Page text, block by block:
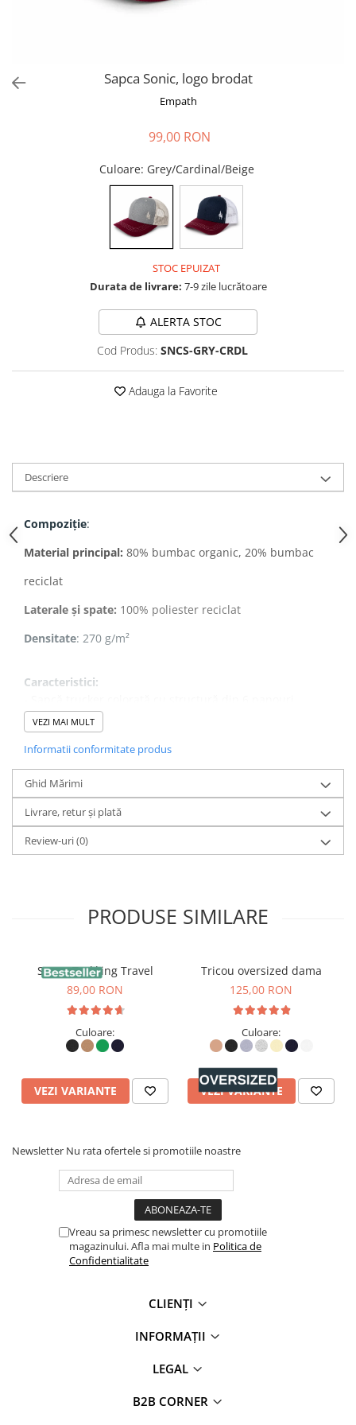
Sapca Sonic, logo brodat
Empath
99,00 RON
Culoare: Grey/Cardinal/Beige
STOC EPUIZAT
Durata de livrare: 7-9 zile lucrătoare
ALERTA STOC
Cod Produs: SNCS-GRY-CRDL
Adauga la Favorite
Descriere
Compoziție:
Material principal: 80% bumbac organic, 20% bumbac
reciclat
Laterale și spate: 100% poliester reciclat
Densitate: 270 g/m²
Caracteristici:
- Amestec de bumbac reciclat și bumbac organic
- Plasă respirabilă din poliester reciclat pe laterale și în
spate
- Cozoroc mediu, usor curbat
- Orificii cusute (eyelets)
- Închidere snapback reglabilă din material reciclat
- Buton superior
- Bandă interioară pentru transpirație din același
material
VEZI MAI MULT
Informatii conformitate produs
Ghid Mărimi
Livrare, retur și plată
Review-uri(0)
PRODUSE SIMILARE
Sapca Trekking Travel
89,00 RON
Culoare:
VEZI VARIANTE
Tricou oversized dama
125,00 RON
Culoare:
VEZI VARIANTE
Newsletter Nu rata ofertele si promotiile noastre
Vreau sa primesc newsletter cu promotiile
magazinului. Afla mai multe in Politica de
Confidentialitate
CLIENȚI
INFORMAȚII
LEGAL
B2B CORNER